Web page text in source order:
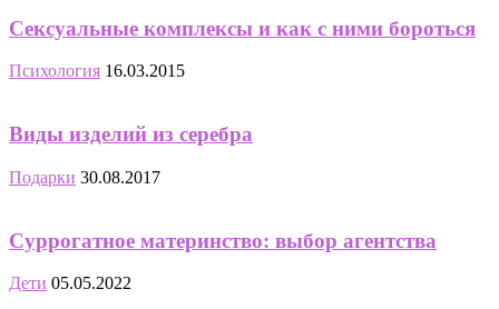
Сексуальные комплексы и как с ними бороться
Психология 16.03.2015
Виды изделий из серебра
Подарки 30.08.2017
Суррогатное материнство: выбор агентства
Дети 05.05.2022